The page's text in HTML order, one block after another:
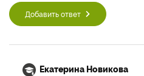
Добавить ответ
Екатерина Новикова